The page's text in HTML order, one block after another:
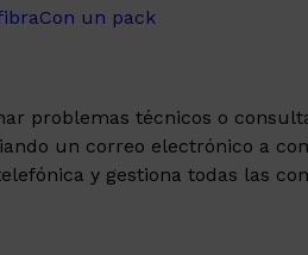
Con un pack
problemas técnicos o
un correo electrónico a
y gestiona todas las